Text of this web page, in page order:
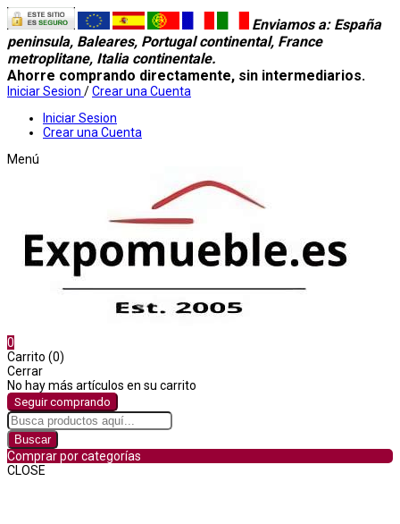
Enviamos a: España
peninsula, Baleares, Portugal continental, France
metroplitane, Italia continentale.
Ahorre comprando directamente, sin intermediarios.
Iniciar Sesion /Crear una Cuenta
Iniciar Sesion
Crear una Cuenta
Menú
0
Carrito (0)
Cerrar
No hay más artículos en su carrito
Seguir comprando
Buscar
Comprar por categorías
CLOSE